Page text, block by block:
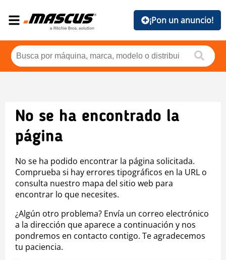
¡Pon un anuncio!
No se ha encontrado la
página
No se ha podido encontrar la página solicitada.
Comprueba si hay errores tipográficos en la URL o
consulta nuestro mapa del sitio web para
encontrar lo que necesites.
¿Algún otro problema? Envía un correo electrónico
a la dirección que aparece a continuación y nos
pondremos en contacto contigo. Te agradecemos
tu paciencia.